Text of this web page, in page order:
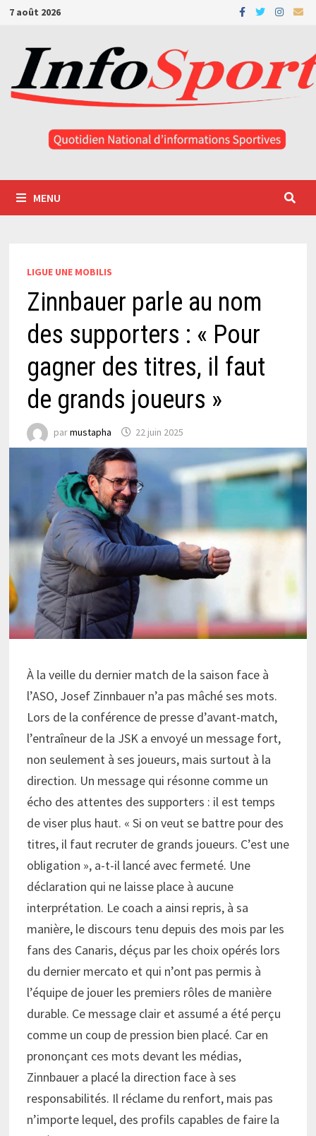
Passer
contenu
7 août 2026
MENU
LIGUE UNE MOBILIS
Zinnbauer parle au nom
des supporters : « Pour
gagner des titres, il faut
de grands joueurs »
parmustapha 22 juin 2025
À la veille du dernier match de la saison face à
l’ASO, Josef Zinnbauer n’a pas mâché ses mots.
Lors de la conférence de presse d’avant-match,
l’entraîneur de la JSK a envoyé un message fort,
non seulement à ses joueurs, mais surtout à la
direction. Un message qui résonne comme un
écho des attentes des supporters : il est temps
de viser plus haut. « Si on veut se battre pour des
titres, il faut recruter de grands joueurs. C’est une
obligation », a-t-il lancé avec fermeté. Une
déclaration qui ne laisse place à aucune
interprétation. Le coach a ainsi repris, à sa
manière, le discours tenu depuis des mois par les
fans des Canaris, déçus par les choix opérés lors
du dernier mercato et qui n’ont pas permis à
l’équipe de jouer les premiers rôles de manière
durable. Ce message clair et assumé a été perçu
comme un coup de pression bien placé. Car en
prononçant ces mots devant les médias,
Zinnbauer a placé la direction face à ses
responsabilités. Il réclame du renfort, mais pas
n’importe lequel, des profils capables de faire la